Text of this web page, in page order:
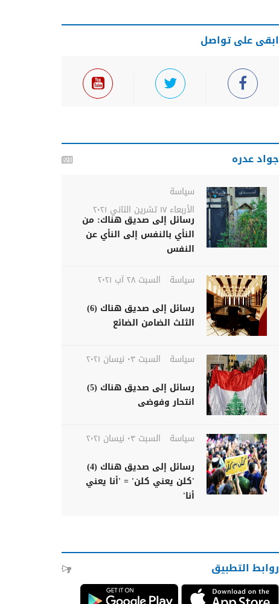
ابقى على تواصل
جواد عدره
سياسة
الأربعاء ١٧ تشرين الثاني ٢٠٢١
رسائل إلى صديق هناك: من
النأي بالنفس إلى النأي عن
النفس
سياسة
السبت ٢٨ آب ٢٠٢١
رسائل إلى صديق هناك (6)
الثلث الضامن الضائع
سياسة
السبت ٠٣ نيسان ٢٠٢١
رسائل إلى صديق هناك (5)
انتحار وفوضى
سياسة
السبت ٠٣ نيسان ٢٠٢١
رسائل إلى صديق هناك (4)
'كلن يعني كلن' = 'أنا يعني
أنا'
روابط التطبيق